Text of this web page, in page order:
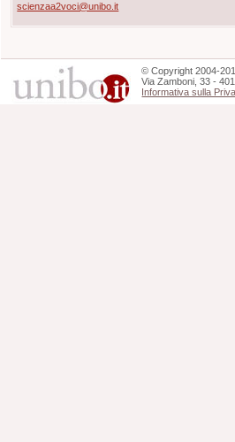
scienzaa2voci@unibo.it
©Copyright 2004-
Via Zamboni, 33 -
Informativa sulla